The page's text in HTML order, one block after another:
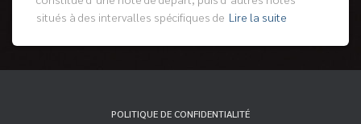
situés à des intervalles spécifiques de Lire la suite
POLITIQUE DE CONFIDENTIALITÉ